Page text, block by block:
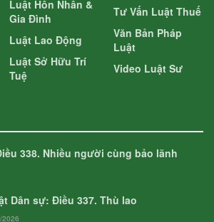
Luật Hôn Nhân &
Gia Đình
Luật Lao Động
Luật Sở Hữu Trí
Tuệ
Tư Vấn Luật Thuế
Văn Bản Pháp
Luật
Video Luật Sư
338. Nhiều người cùng bảo lãnh
Dân sự: Điều 337. Thù lao
2026